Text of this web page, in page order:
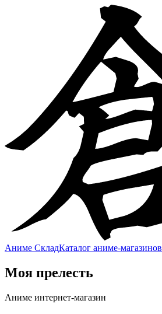
Аниме СкладКаталог аниме-магазинов
Моя прелесть
Аниме интернет-магазин